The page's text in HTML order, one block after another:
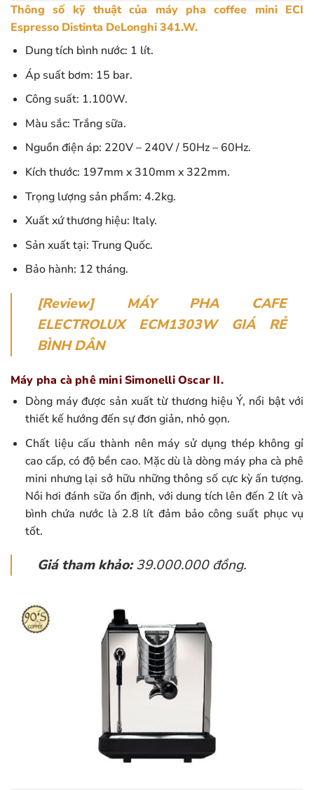
Thông số kỹ thuật của máy pha coffee mini ECI
Espresso Distinta DeLonghi 341.W.
Dung tích bình nước: 1 lít.
Áp suất bơm: 15 bar.
Công suất: 1.100W.
Màu sắc: Trắng sữa.
Nguồn điện áp: 220V – 240V / 50Hz – 60Hz.
Kích thước: 197mm x 310mm x 322mm.
Trọng lượng sản phẩm: 4.2kg.
Xuất xứ thương hiệu: Italy.
Sản xuất tại: Trung Quốc.
Bảo hành: 12 tháng.
[Review] MÁY PHA CAFE
ELECTROLUX ECM1303W GIÁ RẺ
BÌNH DÂN
Máy pha cà phê mini Simonelli Oscar II.
Dòng máy được sản xuất từ thương hiệu Ý, nổi bật với
thiết kế hướng đến sự đơn giản, nhỏ gọn.
Chất liệu cấu thành nên máy sử dụng thép không gỉ
cao cấp, có độ bền cao. Mặc dù là dòng máy pha cà phê
mini nhưng lại sở hữu những thông số cực kỳ ấn tượng.
Nồi hơi đánh sữa ổn định, với dung tích lên đến 2 lít và
bình chứa nước là 2.8 lít đảm bảo công suất phục vụ
tốt.
Giá tham khảo:39.000.000 đồng.